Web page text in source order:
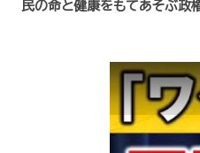
民の命と健康をもてあそぶ政権